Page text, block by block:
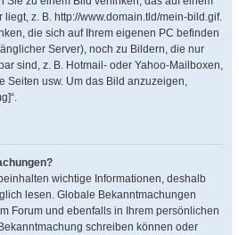
z. B. http://www.domain.tld/mein-bild.gif.
die sich auf Ihrem eigenen PC befinden
Server), noch zu Bildern, die nur
sind, z. B. Hotmail- oder Yahoo-Mailboxen,
Seiten usw. Um das Bild anzuzeigen,
wichtige Informationen, deshalb
lesen. Globale Bekanntmachungen
Forum und ebenfalls in Ihrem persönlichen
schreiben können oder